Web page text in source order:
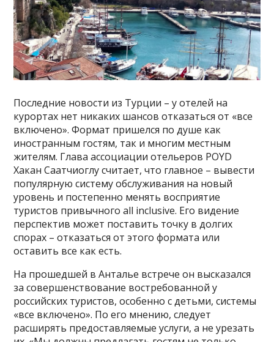
Последние новости из Турции – у отелей на
курортах нет никаких шансов отказаться от «все
включено». Формат пришелся по душе как
иностранным гостям, так и многим местным
жителям. Глава ассоциации отельеров POYD
Хакан Саатчиоглу считает, что главное – вывести
популярную систему обслуживания на новый
уровень и постепенно менять восприятие
туристов привычного all inclusive. Его видение
перспектив может поставить точку в долгих
спорах – отказаться от этого формата или
оставить все как есть.
На прошедшей в Анталье встрече он высказался
за совершенствование востребованной у
российских туристов, особенно с детьми, системы
«все включено». По его мнению, следует
расширять предоставляемые услуги, а не урезать